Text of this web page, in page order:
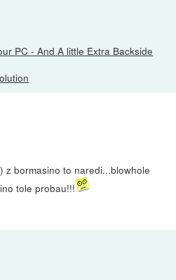
PC - And A little Extra Backside
z bormasino to naredi...blowhole
tole probau!!!